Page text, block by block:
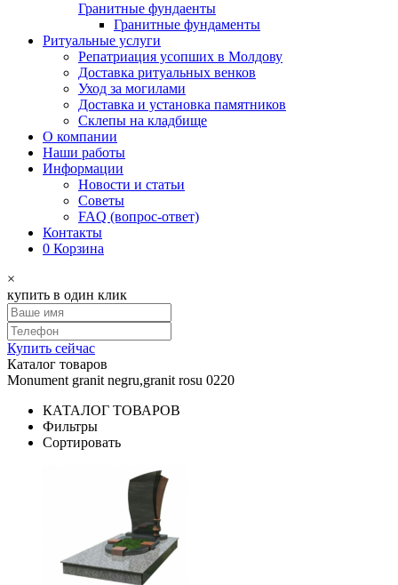
Гранитные фундаенты
Гранитные фундаменты
Ритуальные услуги
Репатриация усопших в Молдову
Доставка ритуальных венков
Уход за могилами
Доставка и установка памятников
Склепы на кладбище
О компании
Наши работы
Информации
Новости и статьи
Советы
FAQ (вопрос-ответ)
Контакты
0 Корзина
×
купить в один клик
Купить сейчас
Каталог товаров
Monument granit negru,granit rosu 0220
КАТАЛОГ ТОВАРОВ
Фильтры
Сортировать